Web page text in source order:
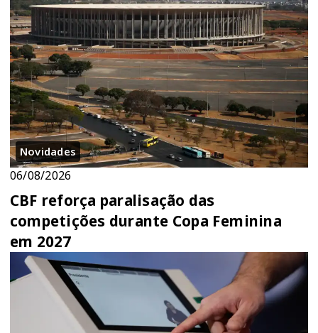
Novidades
06/08/2026
CBF reforça paralisação das
competições durante Copa Feminina
em 2027